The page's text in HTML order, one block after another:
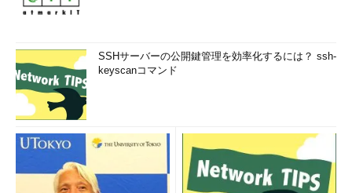
SSHサーバーの公開鍵管理を効率化するには？ ssh-
keyscanコマンド